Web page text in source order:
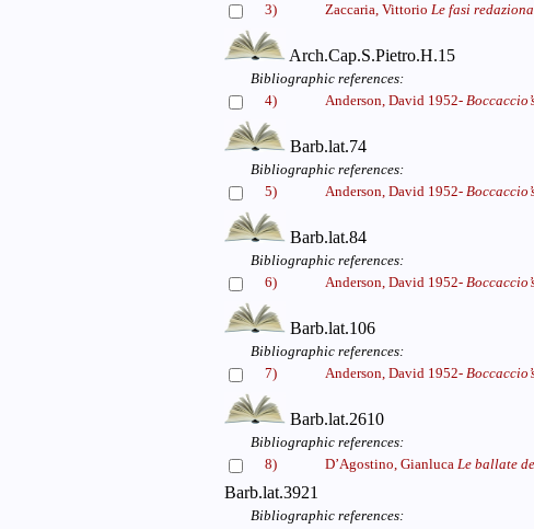
3)
Zaccaria, Vittorio Le fasi
Arch.Cap.S.Pietro.H.15
Bibliographic references:
4)
Anderson, David 1952-
Barb.lat.74
Bibliographic references:
5)
Anderson, David 1952-
Barb.lat.84
Bibliographic references:
6)
Anderson, David 1952-
Barb.lat.106
Bibliographic references:
7)
Anderson, David 1952-
Barb.lat.2610
Bibliographic references:
8)
D’Agostino, Gianluca Le ballate
Barb.lat.3921
Bibliographic references: